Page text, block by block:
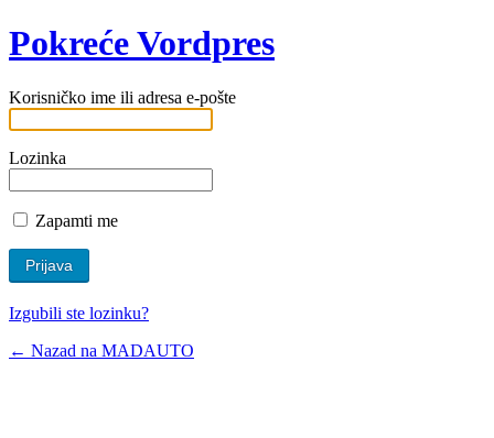
Pokreće Vordpres
Korisničko ime ili adresa e-pošte
Lozinka
Zapamti me
Izgubili ste lozinku?
← Nazad na MADAUTO